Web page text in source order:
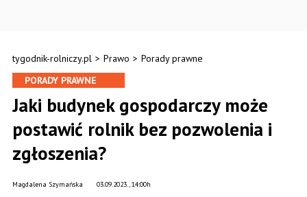
tygodnik-rolniczy.pl > Prawo > Porady prawne
PORADY PRAWNE
Jaki budynek gospodarczy może
postawić rolnik bez pozwolenia i
zgłoszenia?
03.09.2023., 14:00h
Magdalena Szymańska